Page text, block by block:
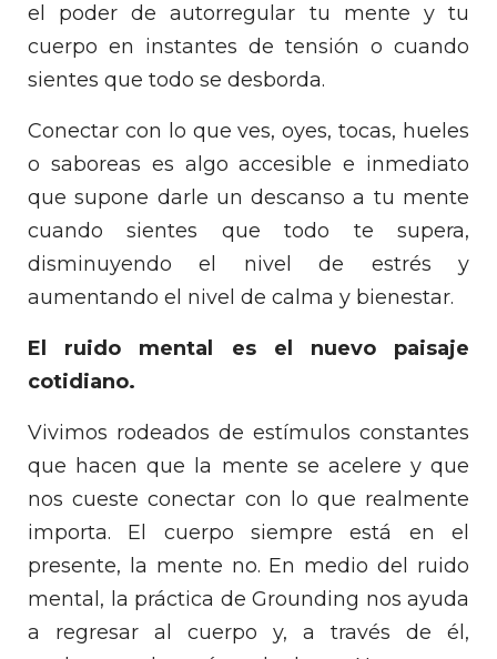
el poder de autorregular tu mente y tu
cuerpo en instantes de tensión o cuando
sientes que todo se desborda.
Conectar con lo que ves, oyes, tocas, hueles
o saboreas es algo accesible e inmediato
que supone darle un descanso a tu mente
cuando sientes que todo te supera,
disminuyendo el nivel de estrés y
aumentando el nivel de calma y bienestar.
El ruido mental es el nuevo paisaje
cotidiano.
Vivimos rodeados de estímulos constantes
que hacen que la mente se acelere y que
nos cueste conectar con lo que realmente
importa. El cuerpo siempre está en el
presente, la mente no. En medio del ruido
mental, la práctica de Grounding nos ayuda
a regresar al cuerpo y, a través de él,